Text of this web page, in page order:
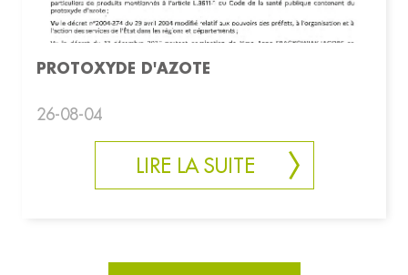
PROTOXYDE D'AZOTE
26-08-04
LIRE LA SUITE